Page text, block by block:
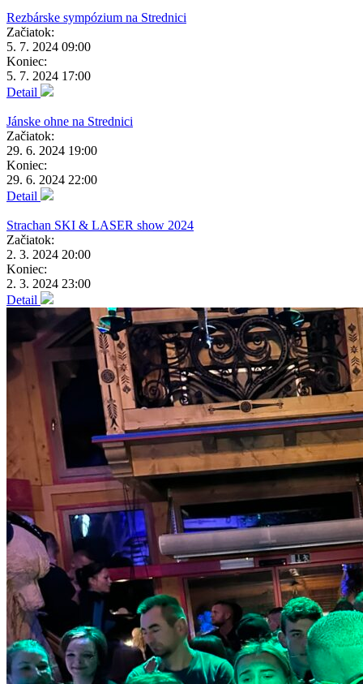
Rezbárske sympózium na Strednici
Začiatok:
5. 7. 2024 09:00
Koniec:
5. 7. 2024 17:00
Detail
Jánske ohne na Strednici
Začiatok:
29. 6. 2024 19:00
Koniec:
29. 6. 2024 22:00
Detail
Strachan SKI & LASER show 2024
Začiatok:
2. 3. 2024 20:00
Koniec:
2. 3. 2024 23:00
Detail